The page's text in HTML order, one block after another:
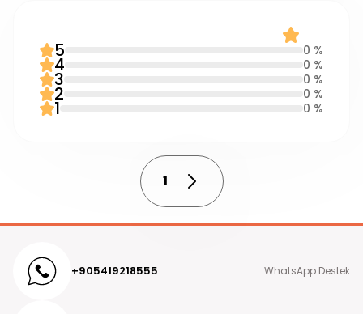
1
5 0 %
4 0 %
3 0 %
2 0 %
1 0 %
+905419218555 WhatsApp Destek